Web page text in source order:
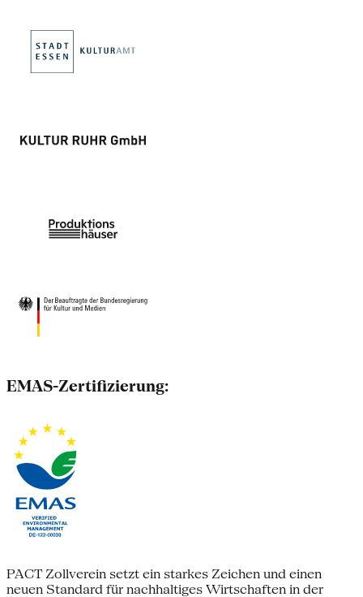
EMAS-Zertifizierung:
PACT Zollverein setzt ein starkes Zeichen und einen
neuen Standard für nachhaltiges Wirtschaften in der